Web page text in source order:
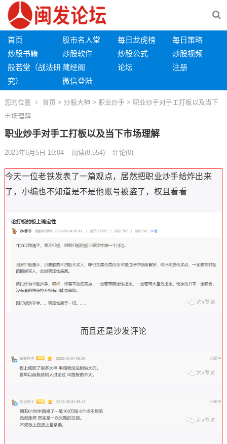
首页 股市名人堂 每日龙虎榜
每日策略
炒股书籍
炒股软件 炒股公式
炒股视频
般若堂（战法研
究）
藏经阁 论坛
注册
微信登陆
您的位置 首页 > 炒股大神 > 职业炒手 > 职业炒手对手工打板以及当下
市场理解
职业炒手对手工打板以及当下市场理解
2023年6月5日 10:04 阅读(8,554) 评论(0)
今天一位老铁发表了一篇观点，居然把职业炒手给炸出来
了，小编也不知道是不是他账号被盗了，权且看看
而且还是沙发评论